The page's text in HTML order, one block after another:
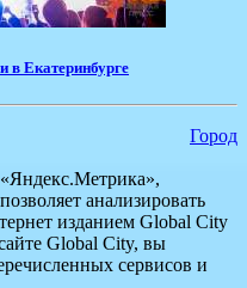
в Екатеринбурге
Город
анализировать
изданием Global City
Global City, вы
сервисов и